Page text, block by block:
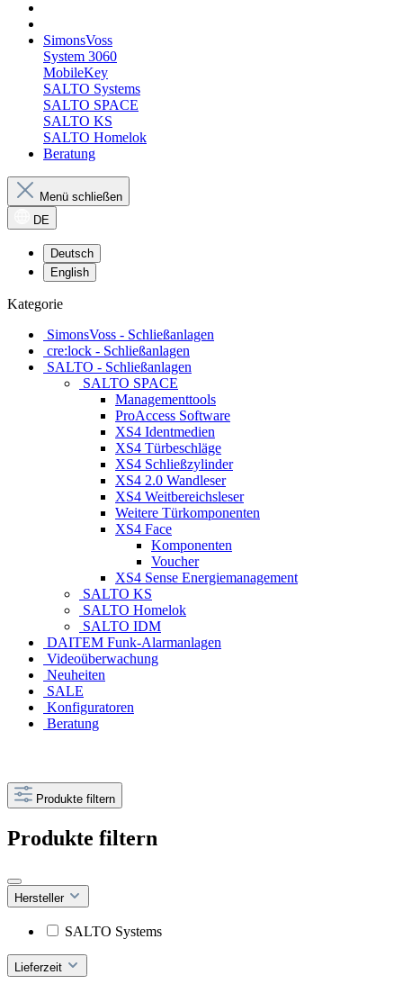
SimonsVoss
System 3060
MobileKey
SALTO Systems
SALTO SPACE
SALTO KS
SALTO Homelok
Beratung
Menü schließen
DE
Deutsch
English
Kategorie
SimonsVoss - Schließanlagen
cre:lock - Schließanlagen
SALTO - Schließanlagen
SALTO SPACE
Managementtools
ProAccess Software
XS4 Identmedien
XS4 Türbeschläge
XS4 Schließzylinder
XS4 2.0 Wandleser
XS4 Weitbereichsleser
Weitere Türkomponenten
XS4 Face
Komponenten
Voucher
XS4 Sense Energiemanagement
SALTO KS
SALTO Homelok
SALTO IDM
DAITEM Funk-Alarmanlagen
Videoüberwachung
Neuheiten
SALE
Konfiguratoren
Beratung
Produkte filtern
Produkte filtern
Hersteller
SALTO Systems
Lieferzeit